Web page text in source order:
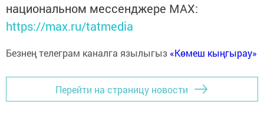
национальном мессенджере MАХ:
https://max.ru/tatmedia
Безнең телеграм каналга язылыгыз «Көмеш кыңгырау»
Перейти на страницу новости